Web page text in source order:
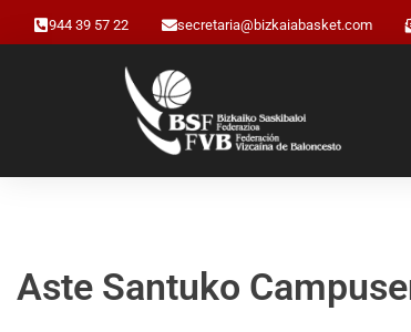
944 39 57 22 secretaria@bizkaiabasket.com
Aste Santuko